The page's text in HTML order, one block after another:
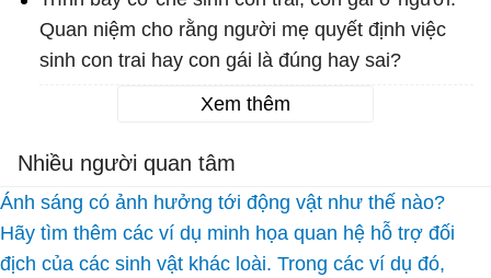
Quan niệm cho rằng người mẹ quyết định việc
sinh con trai hay con gái là đúng hay sai?
Xem thêm
Nhiều người quan tâm
Ánh sáng có ảnh hưởng tới động vật như thế nào?
Hãy tìm thêm các ví dụ minh họa quan hệ hỗ trợ đối
địch của các sinh vật khác loài. Trong các ví dụ đó,